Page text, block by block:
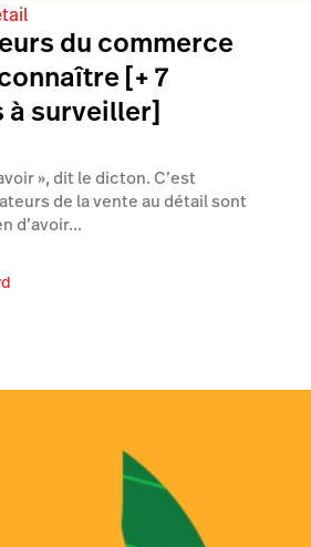
du commerce
[+ 7
à surveiller]
», dit le dicton. C’est
de la vente au détail sont
d’avoir...